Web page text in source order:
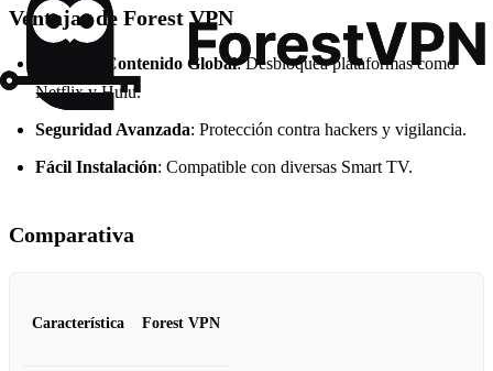
Ventajas de Forest VPN
Acceso a Contenido Global: Desbloquea plataformas como
Netflix y Hulu.
Seguridad Avanzada: Protección contra hackers y vigilancia.
Fácil Instalación: Compatible con diversas Smart TV.
Comparativa
Característica Forest VPN